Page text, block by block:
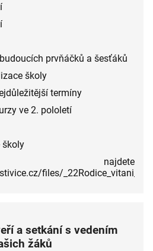
prvňáčků a šesťáků
školy
termíny
ve 2. pololetí
školy
najdete
files/
a setkání s vedením
žáků